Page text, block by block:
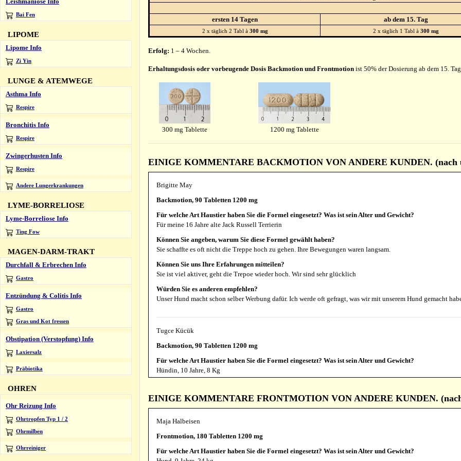
Bai Fen
LIPOME
Lipome Info
Zi Yin
LUNGE & ATEMWEGE
Asthma Info
Respire
Bronchitis Info
Respire
Zwingerhusten Info
Respire
Andere Lungerkrankungen
LYME-BORRELIOSE
Lyme-Borreliose Info
Ting Fow
MAGEN-DARM-TRAKT
Durchfall & Erbrechen Info
Gastro
Entzündung & Colitis Info
Gastro
Gras und Kot fressen
Obstipation (Verstopfung) Info
Laxiersalz
Präbiotika
OHREN
Ohr Reizung Info
Ohrtropfen Typ 1 / 2
Ohrmilben
Ohrreiniger
ersten 14 Tagen ab dem 15. Tag
2 x täglich 2 Tabl à 300 mg 2 x täglich 1 Tabl à 300 mg
Erfolg: 1 – 4 Wochen.
Erhaltungsdosis oder vorbeugende Dosis Backmotion und Frontmotion ist 50% der Dosierung ab dem 15.
300 mg Tablette 1200 mg Tablette
EINIGE KOMMENTARE BACKMOTION VON ANDERE KUNDEN. (nach
Brigitte May
Backmotion, 90 Tabletten 1200 mg
Für welche Art Haustier haben Sie die Formel eingesetzt? Was ist sein Alter und Gewicht?
Für meine 16 Jahre alte Jack Russell Terrierin
Können Sie angeben, warum Sie diese Formel gewählt haben?
Sie schaffte es oft nicht die Treppe hoch zu gehen. Ihre Bewegungen waren langsam.
Können Sie uns Ihre Erfahrungen mitteilen?
Sie ist viel aktiver, geht die Trepoe wieder hoch. Wir sind sehr glücklich
Würden Sie es anderen empfehlen?
Unser Hund macht schon selber Werbung dafür. Ich werde oft gefragt, was wir mit unserem Hund gemacht
Tugce Kücük
Backmotion, 90 Tabletten 1200 mg
Für welche Art Haustier haben Sie die Formel eingesetzt? Was ist sein Alter und Gewicht?
Hündin, 10 Jahre, 8 Kg
Wir haben diese Formel gewählt, weil unsere Hündin unter mehreren gesundheitlichen Problemen leidet,
Können Sie uns Ihre Erfahrungen mitteilen?
selbstständig. Das war vorher nicht der Fall, da sie oft erst urinieren konnte, wenn die Blase sehr voll war und
Würden Sie es anderen empfehlen?
EINIGE KOMMENTARE FRONTMOTION VON ANDERE KUNDEN.
Maja Halbeisen
Frontmotion, 180 Tabletten 1200 mg
Für welche Art Haustier haben Sie die Formel eingesetzt? Was ist sein Alter und Gewicht?